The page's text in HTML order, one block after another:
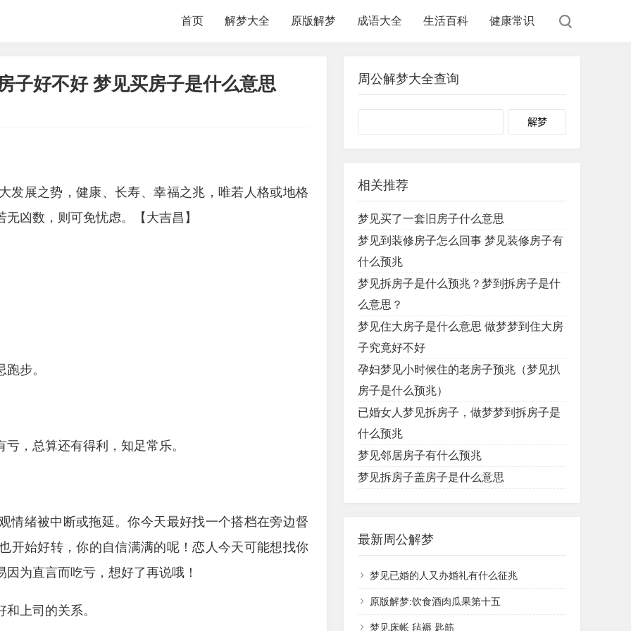
首页 解梦大全 原版解梦 成语大全 生活百科 健康常识
子好不好 梦见买房子是什么意思
发展之势，健康、长寿、幸福之兆，唯若人格或地格
凶数，则可免忧虑。【大吉昌】
步。
，总算还有得利，知足常乐。
情绪被中断或拖延。你今天最好找一个搭档在旁边督
开始好转，你的自信满满的呢！恋人今天可能想找你
为直言而吃亏，想好了再说哦！
上司的关系。
周公解梦大全查询
Search
相关推荐
梦见买了一套旧房子什么意思
梦见到装修房子怎么回事 梦见装修房子有
什么预兆
梦见拆房子是什么预兆？梦到拆房子是什
么意思？
梦见住大房子是什么意思 做梦梦到住大房
子究竟好不好
孕妇梦见小时候住的老房子预兆（梦见扒
房子是什么预兆）
已婚女人梦见拆房子，做梦梦到拆房子是
什么预兆
梦见邻居房子有什么预兆
梦见拆房子盖房子是什么意思
最新周公解梦
梦见已婚的人又办婚礼有什么征兆
原版解梦:饮食酒肉瓜果第十五
梦见床帐 毡褥 匙筋